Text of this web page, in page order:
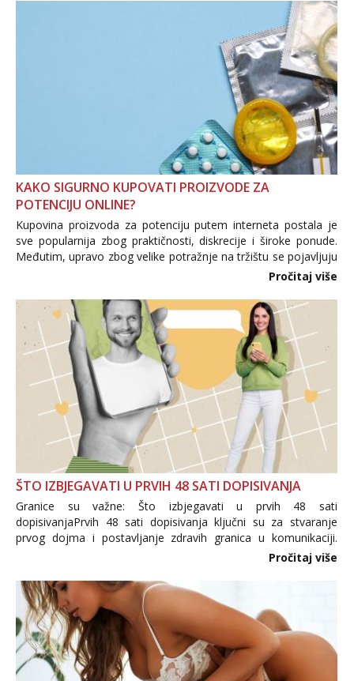
KAKO SIGURNO KUPOVATI PROIZVODE ZA
POTENCIJU ONLINE?
Kupovina proizvoda za potenciju putem interneta postala je
sve popularnija zbog praktičnosti, diskrecije i široke ponude.
Međutim, upravo zbog velike potražnje na tržištu se pojavljuju
i brojni krivotvoreni proizvodi, nepouzdane internetske
Pročitaj više
ŠTO IZBJEGAVATI U PRVIH 48 SATI DOPISIVANJA
Granice su važne: Što izbjegavati u prvih 48 sati
dopisivanjaPrvih 48 sati dopisivanja ključni su za stvaranje
prvog dojma i postavljanje zdravih granica u komunikaciji.
Važno je izbjeći prebrzo otkrivanje osobnih ili intimnih
informacija, jer nepoznata osoba još nije zaslužila to
povjerenje. Takođe...
Pročitaj više